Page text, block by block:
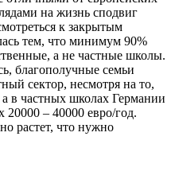
на жизнь сподвиг
к закрытым
тем, что минимум 90%
а не частные школы.
благополучные семьи
сектор, несмотря на то,
а в частных школах Германии
20000 – 40000 евро/год.
растет, что нужно